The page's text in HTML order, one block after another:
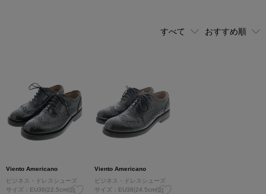
Viento Americano
ビジネス・ドレスシューズ
サイズ：EU36(22.5cm位)
Viento Americano
ビジネス・ドレスシューズ
サイズ：EU38(24.5cm位)